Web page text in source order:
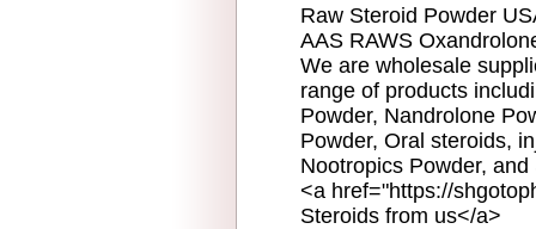
Raw Steroid Powder
AAS RAWS
We are wholesale
range of products
Powder, Nandrolone
Powder, Oral steroids,
Nootropics Powder,
<a href="https://
Steroids from us</a>